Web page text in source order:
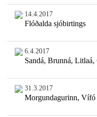
14.4.2017
Flóðalda sjóbirtings
6.4.2017
Sandá, Brunná,
31.3.2017
Morgundagurinn,